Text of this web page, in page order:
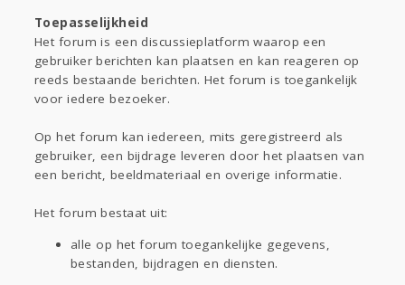
Toepasselijkheid
Het forum is een discussieplatform waarop een
gebruiker berichten kan plaatsen en kan reageren op
reeds bestaande berichten. Het forum is toegankelijk
voor iedere bezoeker.
Op het forum kan iedereen, mits geregistreerd als
gebruiker, een bijdrage leveren door het plaatsen van
een bericht, beeldmateriaal en overige informatie.
Het forum bestaat uit:
alle op het forum toegankelijke gegevens,
bestanden, bijdragen en diensten.